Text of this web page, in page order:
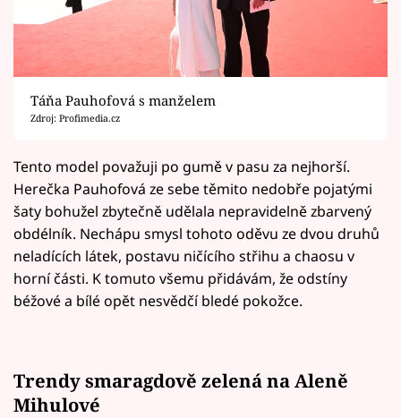
Táňa Pauhofová s manželem
Zdroj: Profimedia.cz
Tento model považuji po gumě v pasu za nejhorší.
Herečka Pauhofová ze sebe těmito nedobře pojatými
šaty bohužel zbytečně udělala nepravidelně zbarvený
obdélník. Nechápu smysl tohoto oděvu ze dvou druhů
neladících látek, postavu ničícího střihu a chaosu v
horní části. K tomuto všemu přidávám, že odstíny
béžové a bílé opět nesvědčí bledé pokožce.
Trendy smaragdově zelená na Aleně
Mihulové